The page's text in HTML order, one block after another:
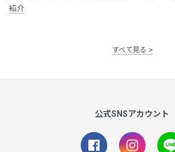
紹介
すべて見る
公式SNSアカウント